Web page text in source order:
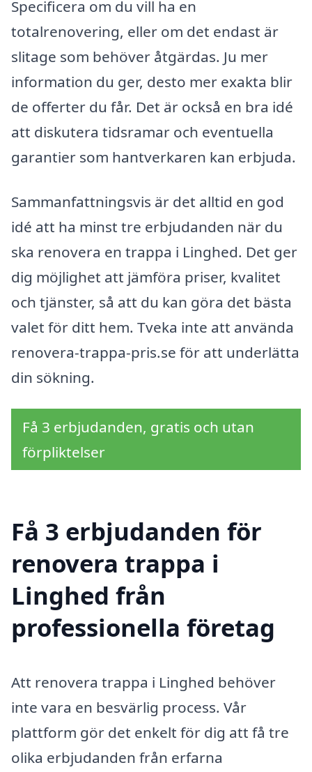
Specificera om du vill ha en
totalrenovering, eller om det endast är
slitage som behöver åtgärdas. Ju mer
information du ger, desto mer exakta blir
de offerter du får. Det är också en bra idé
att diskutera tidsramar och eventuella
garantier som hantverkaren kan erbjuda.
Sammanfattningsvis är det alltid en god
idé att ha minst tre erbjudanden när du
ska renovera en trappa i Linghed. Det ger
dig möjlighet att jämföra priser, kvalitet
och tjänster, så att du kan göra det bästa
valet för ditt hem. Tveka inte att använda
renovera-trappa-pris.se för att underlätta
din sökning.
Få 3 erbjudanden, gratis och utan
förpliktelser
Få 3 erbjudanden för
renovera trappa i
Linghed från
professionella företag
Att renovera trappa i Linghed behöver
inte vara en besvärlig process. Vår
plattform gör det enkelt för dig att få tre
olika erbjudanden från erfarna